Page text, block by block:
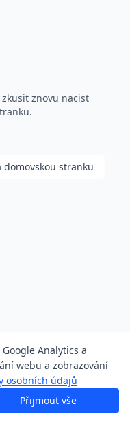
znovu nacist
domovskou stranku
Analytics a
webu a zobrazování
osobních údajů
Přijmout vše